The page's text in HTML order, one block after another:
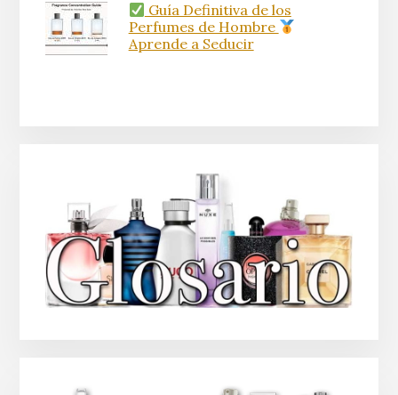
Guía Definitiva de los
Perfumes de Hombre
Aprende a Seducir